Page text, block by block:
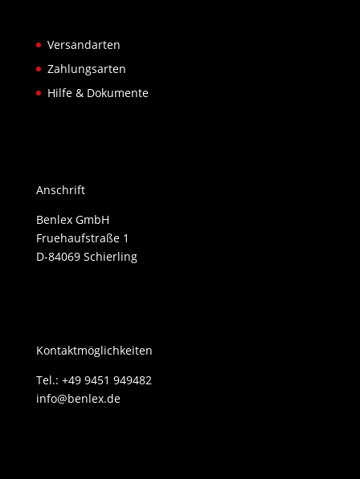
Versandarten
Zahlungsarten
Hilfe & Dokumente
Anschrift
Benlex GmbH
Fruehaufstraße 1
D-84069 Schierling
Kontaktmöglichkeiten
Tel.: +49 9451 949482
info@benlex.de